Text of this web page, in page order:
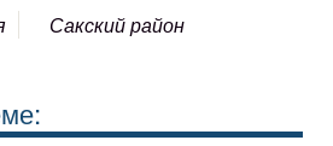
Сакский район